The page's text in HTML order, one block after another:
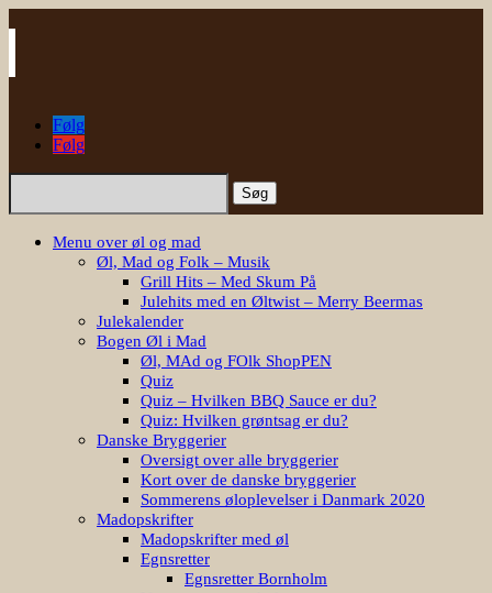
Følg
Følg
Søg
Menu over øl og mad
Øl, Mad og Folk – Musik
Grill Hits – Med Skum På
Julehits med en Øltwist – Merry Beermas
Julekalender
Bogen Øl i Mad
Øl, MAd og FOlk ShopPEN
Quiz
Quiz – Hvilken BBQ Sauce er du?
Quiz: Hvilken grøntsag er du?
Danske Bryggerier
Oversigt over alle bryggerier
Kort over de danske bryggerier
Sommerens øloplevelser i Danmark 2020
Madopskrifter
Madopskrifter med øl
Egnsretter
Egnsretter Bornholm